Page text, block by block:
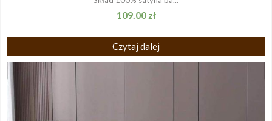
109.00 zł
Czytaj dalej